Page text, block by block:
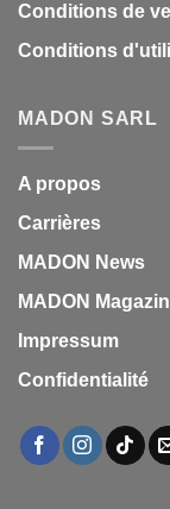
Conditions de
Conditions
MADON SARL
A propos
Carrières
MADON News
MADON
Impressum
Confidentialité